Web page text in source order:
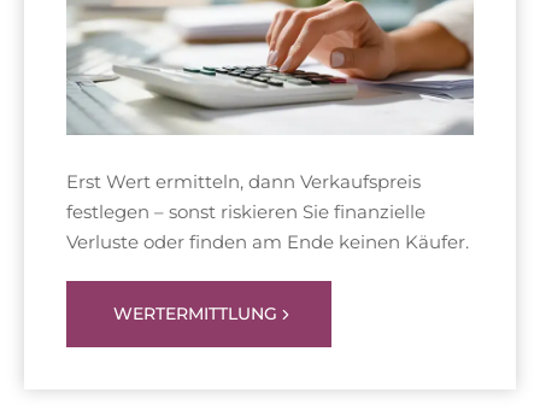
Erst Wert ermitteln, dann Verkaufspreis
festlegen – sonst riskieren Sie finanzielle
Verluste oder finden am Ende keinen Käufer.
WERTERMITTLUNG